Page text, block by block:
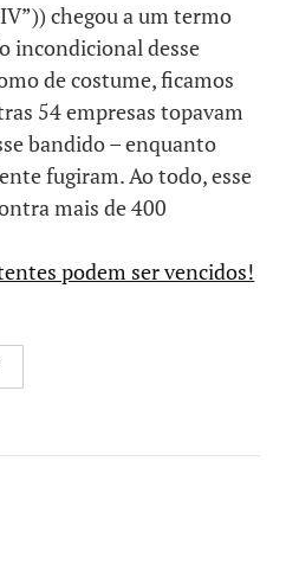
chegou a um termo
incondicional desse
de costume, ficamos
54 empresas topavam
bandido – enquanto
fugiram. Ao todo, esse
mais de 400
podem ser vencidos!